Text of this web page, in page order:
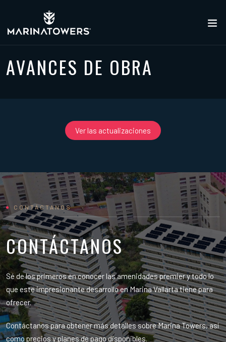
AVANCES DE OBRA
Ver las actualizaciones
CONTÁCTANOS
CONTÁCTANOS
Sé de los primeros en conocer las amenidades premier y todo lo
que este impresionante desarrollo en Marina Vallarta tiene para
ofrecer.
Contáctanos para obtener más detalles sobre Marina Towers, así
como precios y planes de pago disponibles.